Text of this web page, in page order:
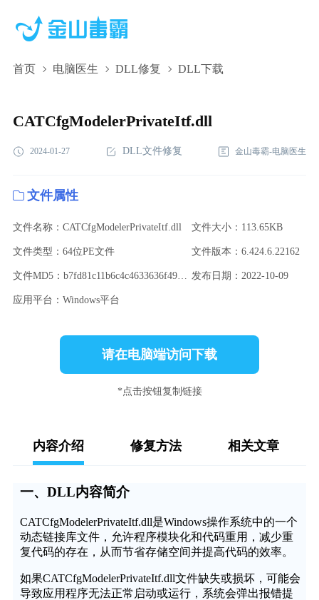
首页 电脑医生 DLL修复 DLL下载
CATCfgModelerPrivateItf.dll,CATCfgModelerPrivateItf.dll下
CATCfgModelerPrivateItf.dll
2024-01-27 DLL文件修复 金山毒霸-电脑医生
文件属性
文件名称：CATCfgModelerPrivateItf.dll 文件大小：113.65KB
文件类型：64位PE文件 文件版本：6.424.6.22162
文件MD5：b7fd81c11b6c4c4633636f49d7354227 发布日期：2022-10-09
应用平台：Windows平台
请在电脑端访问下载
*点击按钮复制链接
内容介绍 修复方法 相关文章
一、DLL内容简介
CATCfgModelerPrivateItf.dll是Windows操作系统中的一个
动态链接库文件，允许程序模块化和代码重用，减少重
复代码的存在，从而节省存储空间并提高代码的效率。
如果CATCfgModelerPrivateItf.dll文件缺失或损坏，可能会
导致应用程序无法正常启动或运行，系统会弹出报错提